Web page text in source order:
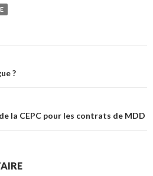
?
la CEPC pour les contrats de MDD